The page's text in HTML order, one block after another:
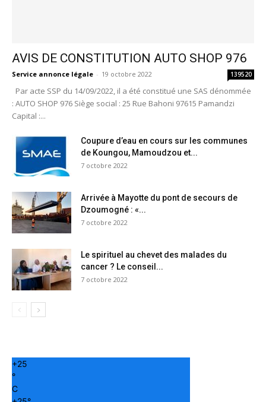
AVIS DE CONSTITUTION AUTO SHOP 976
Service annonce légale - 19 octobre 2022 139520
Par acte SSP du 14/09/2022, il a été constitué une SAS dénommée
: AUTO SHOP 976 Siège social : 25 Rue Bahoni 97615 Pamandzi
Capital :...
Coupure d’eau en cours sur les communes
de Koungou, Mamoudzou et...
7 octobre 2022
Arrivée à Mayotte du pont de secours de
Dzoumogné : «...
7 octobre 2022
Le spirituel au chevet des malades du
cancer ? Le conseil...
7 octobre 2022
+25
°
C